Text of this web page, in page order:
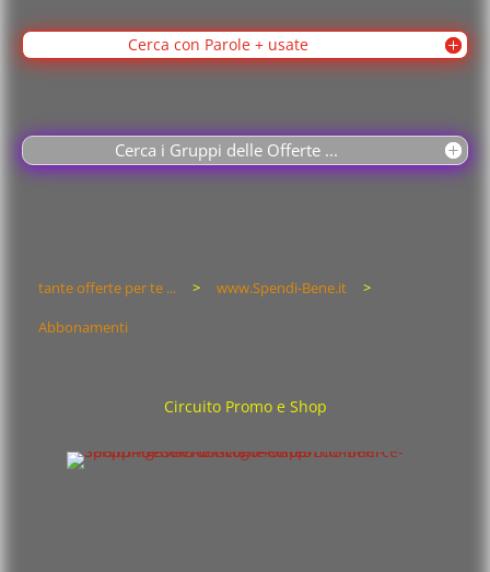
Cerca con Parole + usate
Cerca i Gruppi delle Offerte ...
tante offerte per te ... > www.Spendi-Bene.it
>
Abbonamenti
Circuito Promo e Shop